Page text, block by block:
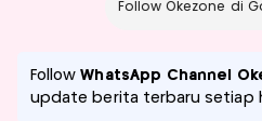
Follow Okezone di
FollowWhatsApp Channel
update berita terbaru setiap